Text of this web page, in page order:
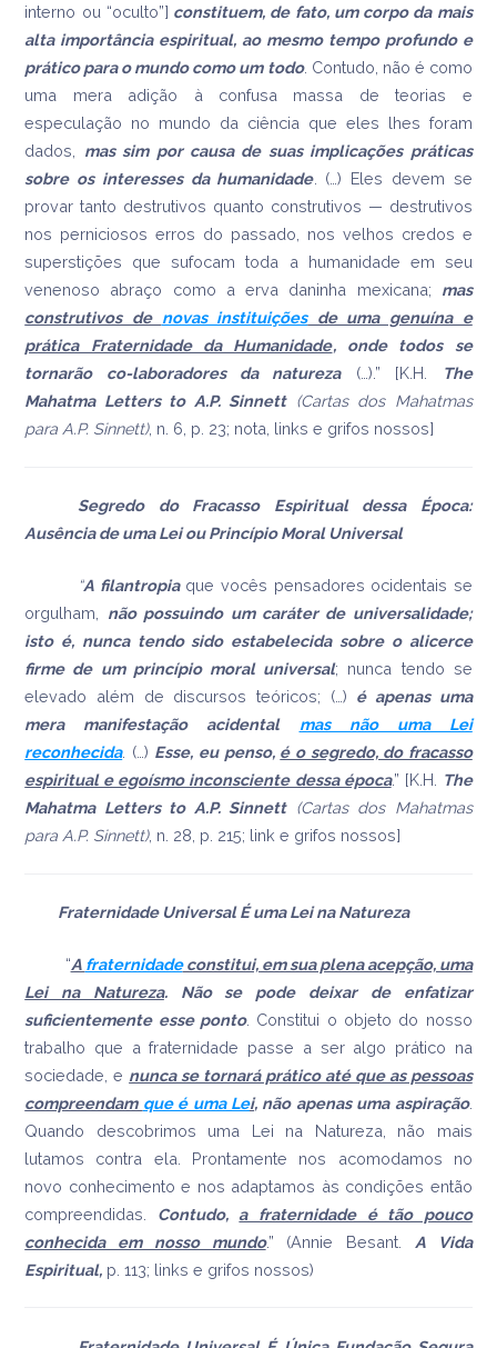
interno ou “oculto”] constituem, de fato, um corpo da mais
alta importância espiritual, ao mesmo tempo profundo e
prático para o mundo como um todo. Contudo, não é como
uma mera adição à confusa massa de teorias e
especulação no mundo da ciência que eles lhes foram
dados, mas sim por causa de suas implicações práticas
sobre os interesses da humanidade. (…) Eles devem se
provar tanto destrutivos quanto construtivos — destrutivos
nos perniciosos erros do passado, nos velhos credos e
superstições que sufocam toda a humanidade em seu
venenoso abraço como a erva daninha mexicana; mas
construtivos de novas instituiçõesde uma genuína e
prática Fraternidade da Humanidade, onde todos se
tornarão co-laboradores da natureza(…).” [K.H.
The
Mahatma Letters to A.P. Sinnett (Cartas dos Mahatmas
para A.P. Sinnett), n. 6, p. 23; nota, links e grifos nossos]
Segredo do Fracasso Espiritual dessa Época:
Ausência de uma Lei ou Princípio Moral Universal
“A filantropiaque vocês pensadores ocidentais se
orgulham, não possuindo um caráter de universalidade;
isto é, nunca tendo sido estabelecida sobre o alicerce
firme de um princípio moral universal; nunca tendo se
elevado além de discursos teóricos; (…) é apenas uma
mera manifestação acidental mas não uma Lei
reconhecida. (…) Esse, eu penso, é o segredo, do fracasso
espiritual e egoísmo inconsciente dessa época.” [K.H.
The
Mahatma Letters to A.P. Sinnett (Cartas dos Mahatmas
para A.P. Sinnett), n. 28, p. 215; link e grifos nossos]
Fraternidade Universal É uma Lei na Natureza
“A fraternidadeconstitui, em sua plena acepção, uma
Lei na Natureza. Não se pode deixar de enfatizar
suficientemente esse ponto. Constitui o objeto do nosso
trabalho que a fraternidade passe a ser algo prático na
sociedade, e nunca se tornará prático até que as pessoas
compreendam que é uma Lei, não apenas uma aspiração.
Quando descobrimos uma Lei na Natureza, não mais
lutamos contra ela. Prontamente nos acomodamos no
novo conhecimento e nos adaptamos às condições então
compreendidas.
Contudo, a fraternidade é tão pouco
conhecida em nosso mundo.” (Annie Besant. A Vida
Espiritual, p. 113; links e grifos nossos)